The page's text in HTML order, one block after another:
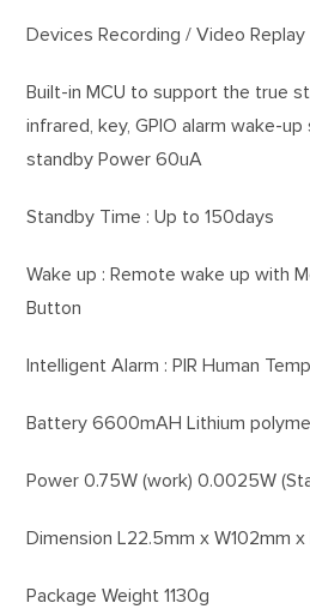
Devices Recording / Video Replay
Built-in MCU to support the true
infrared, key, GPIO alarm wake-
standby Power 60uA
Standby Time : Up to 150days
Wake up : Remote wake up with
Button
Intelligent Alarm : PIR Human
Battery 6600mAH Lithium
Power 0.75W (work) 0.0025W
Dimension L22.5mm x W102mm
Package Weight 1130g